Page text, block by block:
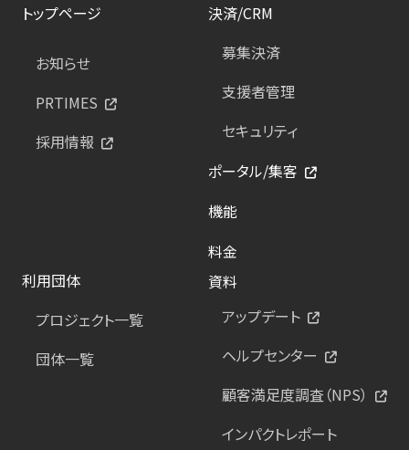
トップページ
お知らせ
PRTIMES
採用情報
決済/CRM
募集決済
支援者管理
セキュリティ
ポータル/集客
機能
料金
利用団体
プロジェクト一覧
団体一覧
資料
アップデート
ヘルプセンター
顧客満足度調査（NPS）
インパクトレポート